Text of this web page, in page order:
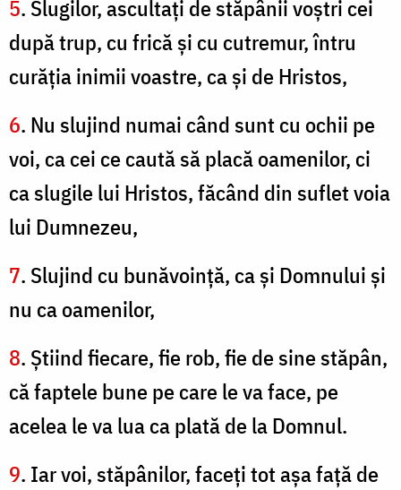
5. Slugilor, ascultaţi de stăpânii voştri cei
după trup, cu frică şi cu cutremur, întru
curăţia inimii voastre, ca şi de Hristos,
6. Nu slujind numai când sunt cu ochii pe
voi, ca cei ce caută să placă oamenilor, ci
ca slugile lui Hristos, făcând din suflet voia
lui Dumnezeu,
7. Slujind cu bunăvoinţă, ca şi Domnului şi
nu ca oamenilor,
8. Ştiind fiecare, fie rob, fie de sine stăpân,
că faptele bune pe care le va face, pe
acelea le va lua ca plată de la Domnul.
9. Iar voi, stăpânilor, faceţi tot aşa faţă de